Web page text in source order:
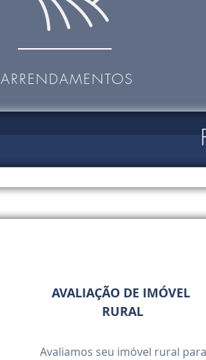
ARRENDAMENTOS
AVALIAÇÃO DE IMÓVEL
RURAL
Avaliamos seu imóvel rural para
Abrangência de